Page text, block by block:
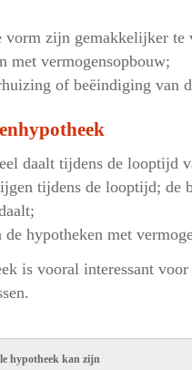
vorm zijn gemakkelijker te
met vermogensopbouw;
of beëindiging van
daalt tijdens de looptijd
tijdens de looptijd;
de hypotheken met
is vooral interessant
hypotheek kan zijn